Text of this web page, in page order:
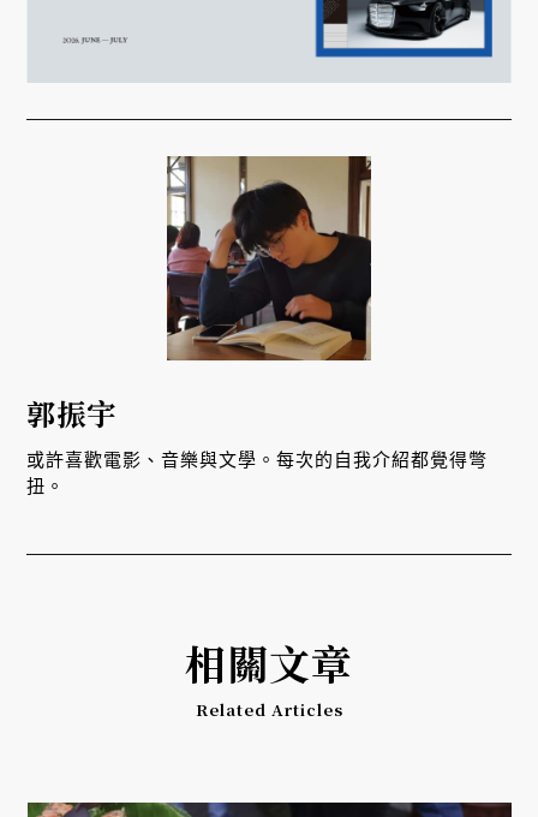
郭振宇
或許喜歡電影、音樂與文學。每次的自我介紹都覺得彆
扭。
相關文章
Related Articles